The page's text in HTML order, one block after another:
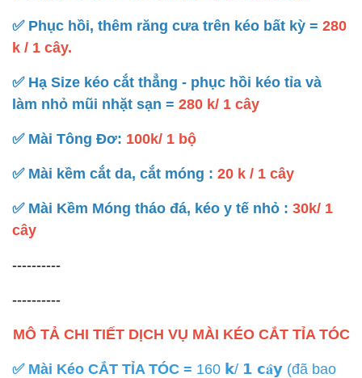
✅️ Phục hồi, thêm răng cưa trên kéo bất kỳ = 280
k / 1 cây.
✅️ Hạ Size kéo cắt thẳng - phục hồi kéo tỉa và
làm nhỏ mũi nhặt sạn = 280 k/ 1 cây
✅️ Mài Tông Đơ: 100k/ 1 bộ
✅️ Mài kềm cắt da, cắt móng : 20 k / 1 cây
✅️ Mài Kềm Móng tháo đá, kéo y tế nhỏ : 30k/ 1
cây
----------
----------
MÔ TẢ CHI TIẾT DỊCH VỤ MÀI KÉO CẮT TỈA TÓC
✅️ Mài Kéo CẮT TỈA TÓC = 160 𝗸/ 𝟭 𝗰𝐚̂𝘆 (đã bao